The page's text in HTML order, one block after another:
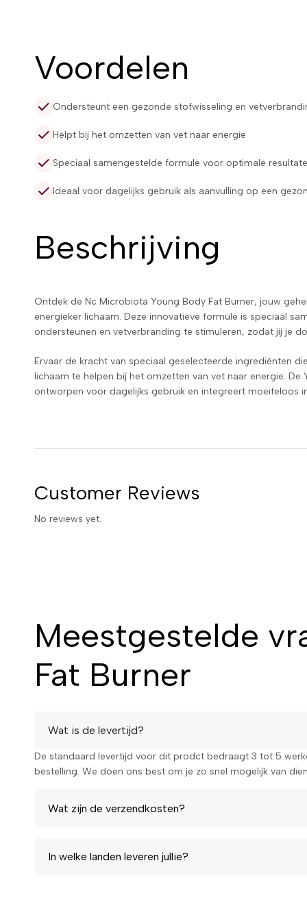
Voordelen
Ondersteunt een gezonde stofwisseling en
Helpt bij het omzetten van vet naar energie
Speciaal samengestelde formule voor optimale
Ideaal voor dagelijks gebruik als aanvulling op een
Beschrijving
Ontdek de Nc Microbiota Young Body Fat Burner, jouw
energieker lichaam. Deze innovatieve formule is speciaal
ondersteunen en vetverbranding te stimuleren, zodat jij je
Ervaar de kracht van speciaal geselecteerde ingrediënten
lichaam te helpen bij het omzetten van vet naar energie. De
ontworpen voor dagelijks gebruik en integreert moeiteloos
Customer Reviews
No reviews yet.
Meestgestelde
Fat Burner
Wat is de levertijd?
De standaard levertijd voor dit prodct bedraagt 3 tot 5
bestelling. We doen ons best om je zo snel mogelijk van
Wat zijn de verzendkosten?
In welke landen leveren jullie?